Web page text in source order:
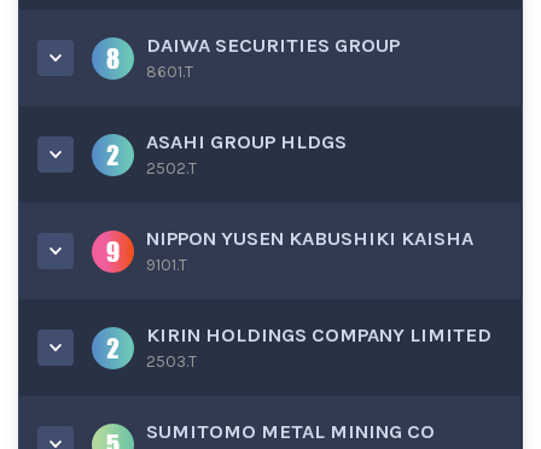
DAIWA SECURITIES GROUP
8601.T
ASAHI GROUP HLDGS
2502.T
NIPPON YUSEN KABUSHIKI KAISHA
9101.T
KIRIN HOLDINGS COMPANY LIMITED
2503.T
SUMITOMO METAL MINING CO